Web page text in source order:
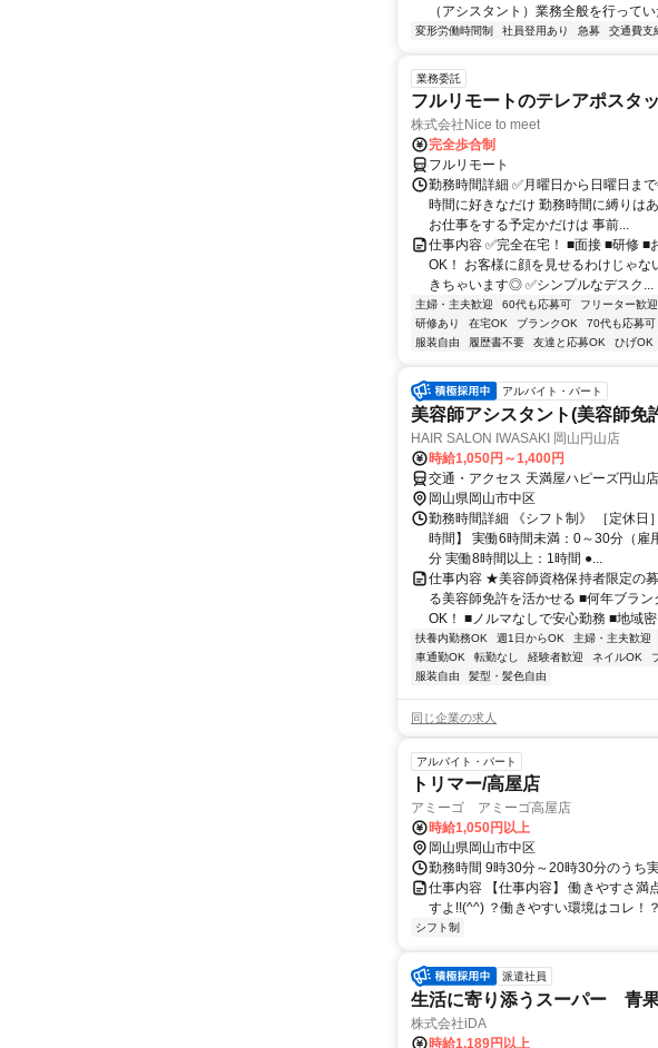
（アシスタント）業務全般を行ってい
変形労働時間制 社員登用あり 急募 交通費支
業務委託
フルリモートのテレアポスタ
株式会社Nice to meet
完全歩合制
フルリモート
勤務時間詳細 ✅月曜日から日曜日ま
時間に好きなだけ 勤務時間に縛りは
お仕事をする予定かだけは 事前...
仕事内容 ✅完全在宅！ ■面接 ■研修
OK！ お客様に顔を見せるわけじゃ
きちゃいます◎ ✅シンプルなデスク...
主婦・主夫歓迎 60代も応募可 フリーター歓迎
研修あり
在宅OK ブランクOK 70代も応募可
服装自由
履歴書不要 友達と応募OK ひげOK
アルバイト・パート
美容師アシスタント(美容師免
HAIR SALON IWASAKI 岡山円山店
時給1,050円～1,400円
交通・アクセス 天満屋ハピーズ円山
岡山県岡山市中区
勤務時間詳細 《シフト制》 ［定休日
時間】 実働6時間未満：0～30分（雇
分 実働8時間以上：1時間 ●...
仕事内容 ★美容師資格保持者限定の
る美容師免許を活かせる ■何年ブラ
OK！ ■ノルマなしで安心勤務 ■地域
扶養内勤務OK 週1日からOK 主婦・主夫歓迎
車通勤OK
転勤なし 経験者歓迎 ネイルOK
服装自由
髪型・髪色自由
同じ企業の求人
アルバイト・パート
トリマー/高屋店
アミーゴ アミーゴ高屋店
時給1,050円以上
岡山県岡山市中区
勤務時間 9時30分～20時30分のうち
仕事内容 【仕事内容】 働きやすさ
すよ!!(^^) ？働きやすい環境はコレ！
シフト制
派遣社員
生活に寄り添うスーパー
株式会社iDA
時給1,189円以上